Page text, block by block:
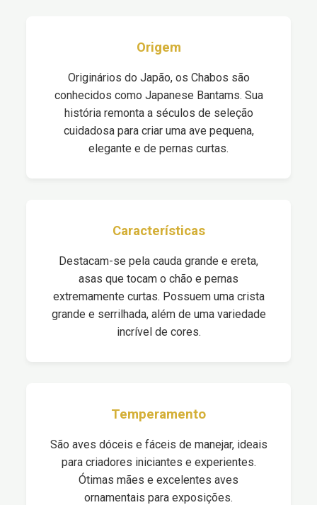
Origem
Originários do Japão, os Chabos são
conhecidos como Japanese Bantams. Sua
história remonta a séculos de seleção
cuidadosa para criar uma ave pequena,
elegante e de pernas curtas.
Características
Destacam-se pela cauda grande e ereta,
asas que tocam o chão e pernas
extremamente curtas. Possuem uma crista
grande e serrilhada, além de uma variedade
incrível de cores.
Temperamento
São aves dóceis e fáceis de manejar, ideais
para criadores iniciantes e experientes.
Ótimas mães e excelentes aves
ornamentais para exposições.